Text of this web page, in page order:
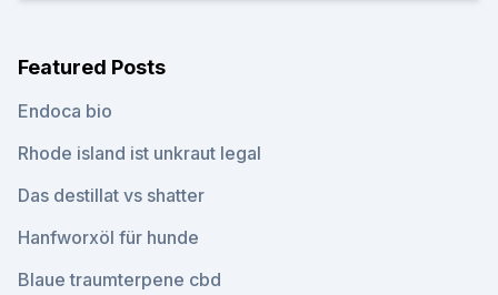
Featured Posts
Endoca bio
Rhode island ist unkraut legal
Das destillat vs shatter
Hanfworxöl für hunde
Blaue traumterpene cbd